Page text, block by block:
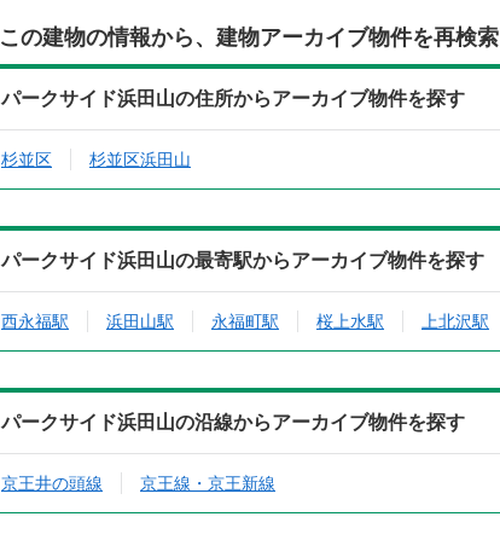
この建物の情報から、建物アーカイブ物件を再検索
パークサイド浜田山の住所からアーカイブ物件を探す
杉並区 杉並区浜田山
パークサイド浜田山の最寄駅からアーカイブ物件を探す
西永福駅 浜田山駅 永福町駅 桜上水駅 上北沢駅
パークサイド浜田山の沿線からアーカイブ物件を探す
京王井の頭線 京王線・京王新線